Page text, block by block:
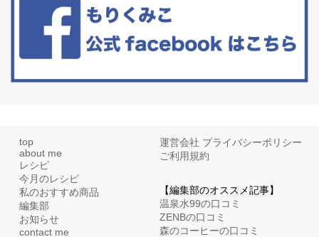
top
about me
レシピ
今月のレシピ
私のおすすめ商品
編集部
お知らせ
contact me
運営会社 プライバシーポリシー
ご利用規約
【編集部のオススメ記事】
温泉水99の口コミ
ZENBの口コミ
森のコーヒーの口コミ